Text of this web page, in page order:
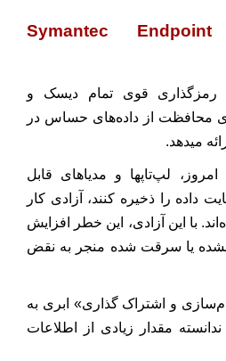
رمزگذاری جامع Symantec Endpoint
رمزگذاری قوی تمام دیسک و
محافظت از داده‌های حساس در
میدهد.
لپ‌تاپها و مدیاهای قابل
داده را ذخیره کنند، آزادی کار
با این آزادی، این خطر افزایش
یا سرقت شده منجر به نقض
و اشتراک گذاری» ابری به
مقدار زیادی از اطلاعات